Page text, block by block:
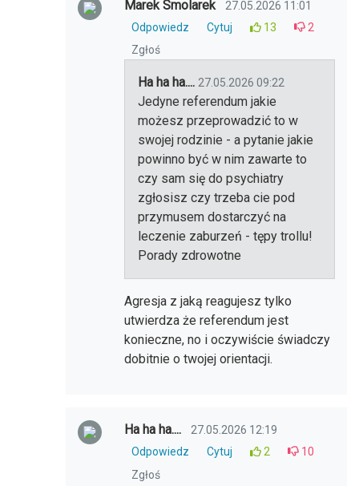
Marek Smolarek
27.05.2026 11:01
Odpowiedz
Cytuj 13
2
Zgłoś
Ha ha ha.... 27.05.2026 09:22
Jedyne referendum jakie
możesz przeprowadzić to w
swojej rodzinie - a pytanie jakie
powinno być w nim zawarte to
czy sam się do psychiatry
zgłosisz czy trzeba cie pod
przymusem dostarczyć na
leczenie zaburzeń - tępy trollu!
Porady zdrowotne
Agresja z jaką reagujesz tylko
utwierdza że referendum jest
konieczne, no i oczywiście świadczy
dobitnie o twojej orientacji.
Ha ha ha....
27.05.2026 12:19
Odpowiedz
Cytuj 2
10
Zgłoś